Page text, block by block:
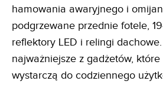
hamowania awaryjnego i
podgrzewane przednie fotele,
reflektory LED i relingi
najważniejsze z gadżetów, które
wystarczą do codziennego